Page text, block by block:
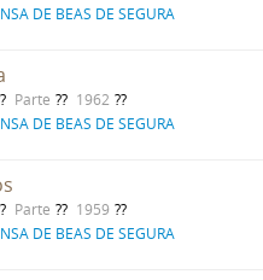
DE BEAS DE SEGURA
Parte
1962
DE BEAS DE SEGURA
Parte
1959
DE BEAS DE SEGURA